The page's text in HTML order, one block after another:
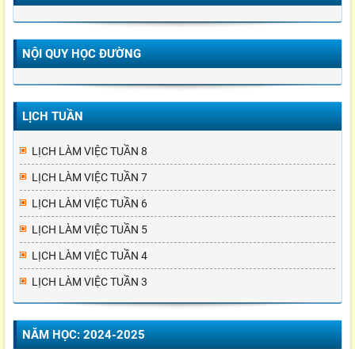
NỘI QUY HỌC ĐƯỜNG
LỊCH TUẦN
LỊCH LÀM VIỆC TUẦN 8
LỊCH LÀM VIỆC TUẦN 7
LỊCH LÀM VIỆC TUẦN 6
LỊCH LÀM VIỆC TUẦN 5
LỊCH LÀM VIỆC TUẦN 4
LỊCH LÀM VIỆC TUẦN 3
NĂM HỌC: 2024-2025